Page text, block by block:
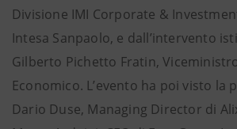
Divisione IMI Corporate &
Intesa Sanpaolo, e dall’intervento
Gilberto Pichetto Fratin,
Economico. L’evento ha poi visto la
Dario Duse, Managing Director di